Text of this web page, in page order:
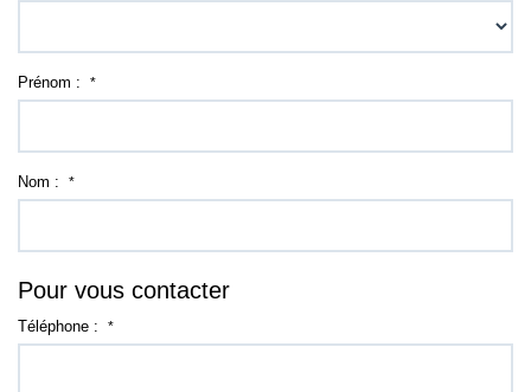
Prénom : *
Nom : *
Pour vous contacter
Téléphone : *